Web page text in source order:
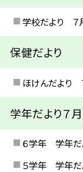
学校だより ７
保健だより
ほけんだより
学年だより７
６学年 学年
５学年 学年